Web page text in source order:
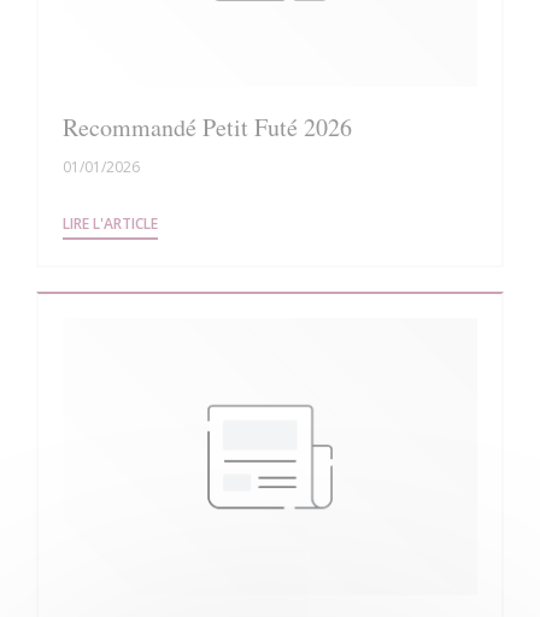
Recommandé Petit Futé 2026
01/01/2026
LIRE L'ARTICLE((OUVRE UNE NOUVELLE FENÊTRE))